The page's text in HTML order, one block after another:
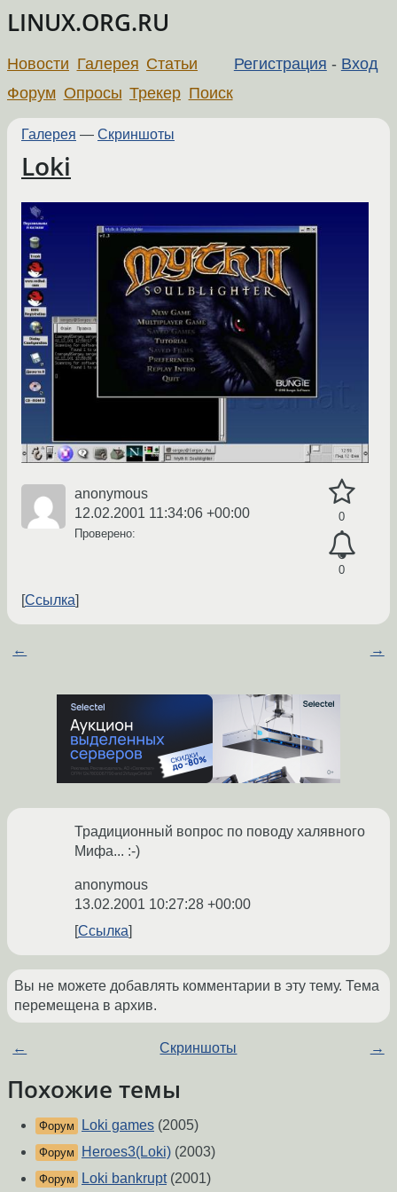
LINUX.ORG.RU
Регистрация - Вход
Новости Галерея Статьи
Форум Опросы Трекер Поиск
Галерея — Скриншоты
Loki
0
0
anonymous
12.02.2001 11:34:06 +00:00
Проверено:
Ссылка
← →
Традиционный вопрос по поводу халявного
Мифа... :-)
anonymous
13.02.2001 10:27:28 +00:00
Ссылка
Вы не можете добавлять комментарии в эту тему. Тема
перемещена в архив.
← Скриншоты →
Похожие темы
Форум Loki games (2005)
Форум Heroes3(Loki) (2003)
Форум Loki bankrupt(2001)